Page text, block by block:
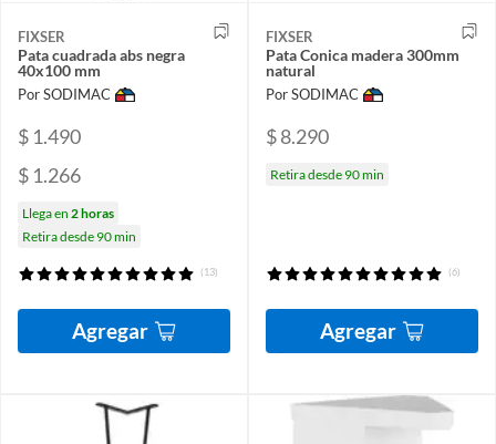
FIXSER
Pata cuadrada abs negra
40x100 mm
Por SODIMAC
$ 1.490
$ 1.266
Llega en 2 horas
Retira desde 90 min
(13)
Agregar
FIXSER
Pata Conica madera 300mm
natural
Por SODIMAC
$ 8.290
Retira desde 90 min
(6)
Agregar